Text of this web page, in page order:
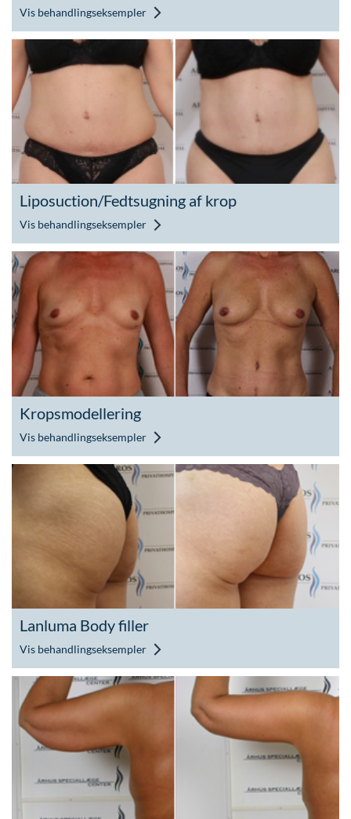
Vis behandlingseksempler
Liposuction/Fedtsugning af krop
Vis behandlingseksempler
Kropsmodellering
Vis behandlingseksempler
Lanluma Body filler
Vis behandlingseksempler